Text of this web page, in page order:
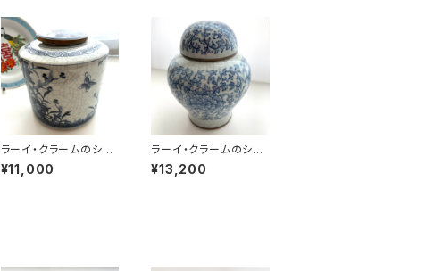
ラーイ・クラームのシノ
ワズリ円筒壺
¥11,000
ラーイ・クラームのシノ
ワズリ丸形壺
¥13,200